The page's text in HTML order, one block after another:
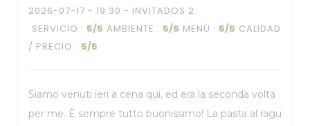
2026-07-17 - 19:30 - INVITADOS 2
SERVICIO : 5/5 AMBIENTE : 5/5 MENÚ : 5/5 CALIDAD
/ PRECIO : 5/5
Siamo venuti ieri a cena qui, ed era la seconda volta
per me. È sempre tutto buonissimo! La pasta al ragu